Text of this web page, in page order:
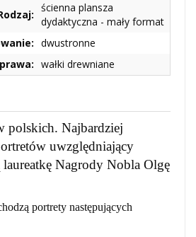
ścienna plansza
dydaktyczna - mały format
dwustronne
wałki drewniane
polskich. Najbardziej
uwzględniający
Nagrody Nobla Olgę
portrety następujących